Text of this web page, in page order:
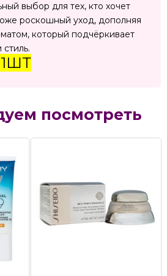
выбор для тех, кто хочет
роскошный уход, дополняя
который подчёркивает
посмотреть